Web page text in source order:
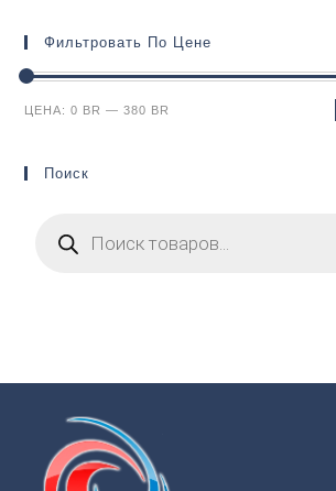
Фильтровать По Цене
ЦЕНА:0 BR —380 BR
Поиск